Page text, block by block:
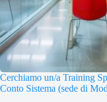
Cerchiamo un/a Training
Conto Sistema (sede di